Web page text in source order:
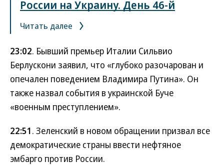
России на Украину. День 46-й
Читать далее
23:02. Бывший премьер Италии Сильвио
Берлускони заявил, что «глубоко разочарован и
опечален поведением Владимира Путина». Он
также назвал события в украинской Буче
«военным преступлением».
22:51. Зеленский в новом обращении призвал все
демократические страны ввести нефтяное
эмбарго против России.